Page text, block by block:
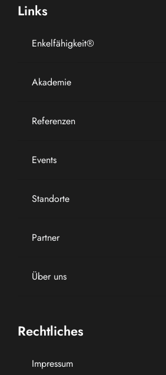
Links
Enkelfähigkeit®
Akademie
Referenzen
Events
Standorte
Partner
Über uns
Rechtliches
Impressum